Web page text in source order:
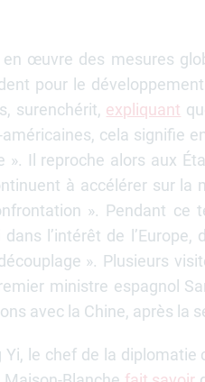
œuvre des mesures
pour le
surenchérit, expliquant
cela signifie
Il reproche alors aux
à accélérer sur la
». Pendant ce
l’intérêt de l’Europe,
». Plusieurs
ministre espagnol
avec la Chine, après la
le chef de la diplomatie